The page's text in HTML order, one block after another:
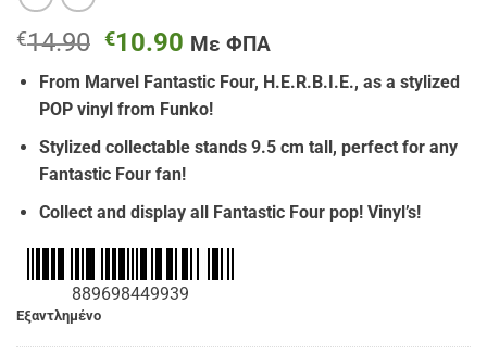
€14.90 Original
price
was:
€14.90.
€10.90 Η
τρέχουσα
τιμή
είναι:
€10.90.
Με ΦΠΑ
From Marvel Fantastic Four, H.E.R.B.I.E., as a stylized
POP vinyl from Funko!
Stylized collectable stands 9.5 cm tall, perfect for any
Fantastic Four fan!
Collect and display all Fantastic Four pop! Vinyl’s!
889698449939
Εξαντλημένο